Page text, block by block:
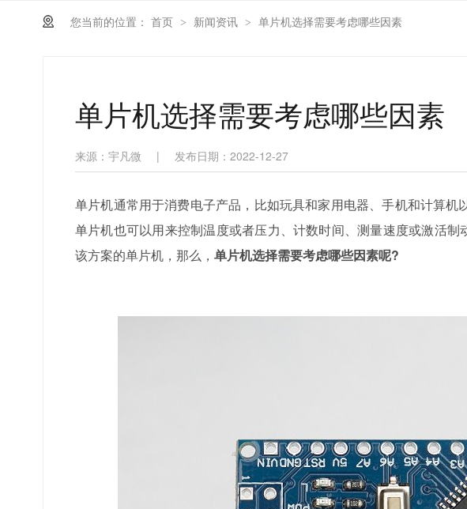
您当前的位置： 首页 > 新闻资讯 > 单片机选择需要考虑哪些因素
单片机选择需要考虑哪些因素
来源：宇凡微 | 发布日期：2022-12-27
单片机通常用于消费电子产品，比如玩具和家用电器、手机和计算机
单片机也可以用来控制温度或者压力、计数时间、测量速度或激活
该方案的单片机，那么，单片机选择需要考虑哪些因素呢?